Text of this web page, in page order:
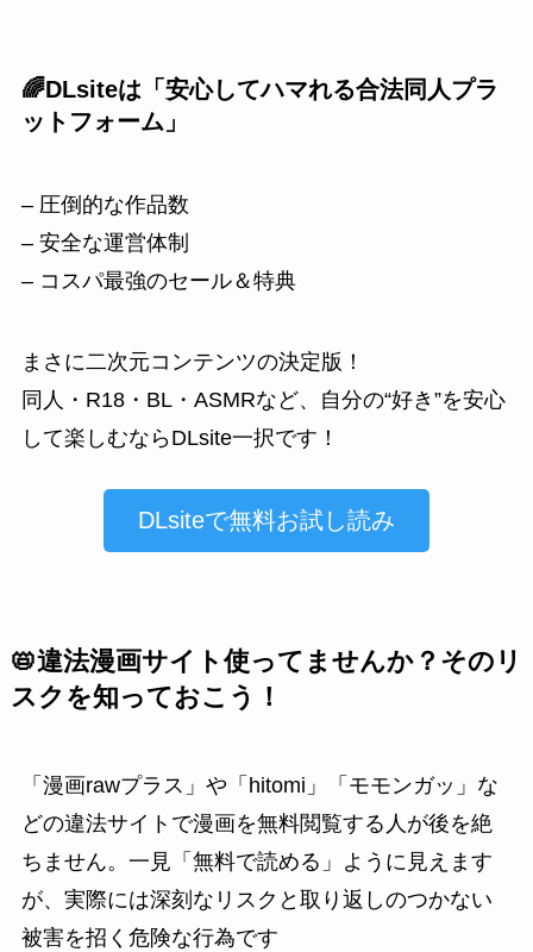
🌈DLsiteは「安心してハマれる合法同人プラ
ットフォーム」
– 圧倒的な作品数
– 安全な運営体制
– コスパ最強のセール＆特典
まさに二次元コンテンツの決定版！
同人・R18・BL・ASMRなど、自分の“好き”を安心
して楽しむならDLsite一択です！
DLsiteで無料お試し読み
📛違法漫画サイト使ってませんか？そのリ
スクを知っておこう！
「漫画rawプラス」や「hitomi」「モモンガッ」な
どの違法サイトで漫画を無料閲覧する人が後を絶
ちません。一見「無料で読める」ように見えます
が、実際には深刻なリスクと取り返しのつかない
被害を招く危険な行為です